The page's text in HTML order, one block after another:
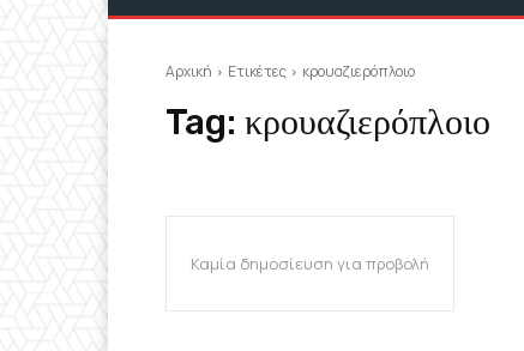
Αρχική Ετικέτες κρουαζιερόπλοιο
Tag: κρουαζιερόπλοιο
Καμία δημοσίευση για προβολή